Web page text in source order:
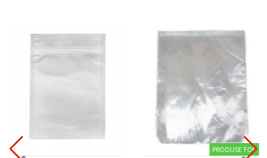
PRODUSE TOP